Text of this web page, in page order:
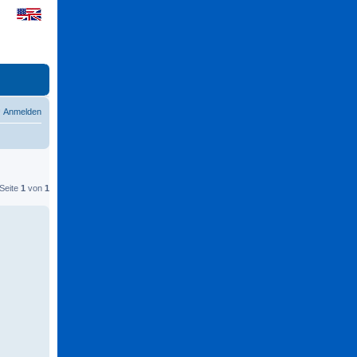
Anmelden
1 von 1